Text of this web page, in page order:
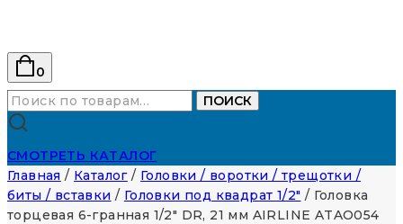
0
Искать:
ПОИСК
СМОТРЕТЬ КАТАЛОГ
Главная / Каталог / Головки / воротки / трещотки /
биты / вставки / Головки под квадрат 1/2" / Головка
торцевая 6-гранная 1/2″ DR, 21 мм AIRLINE ATAO054